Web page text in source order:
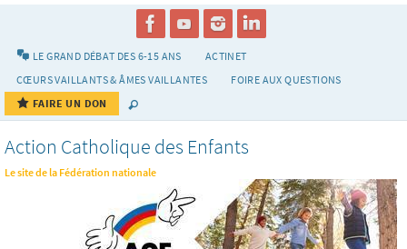
LE GRAND DÉBAT DES 6-15 ANS
ACTINET
CŒURS VAILLANTS & ÂMES VAILLANTES
FOIRE AUX QUESTIONS
FAIRE UN DON
Action Catholique des Enfants
Le site de la Fédération nationale